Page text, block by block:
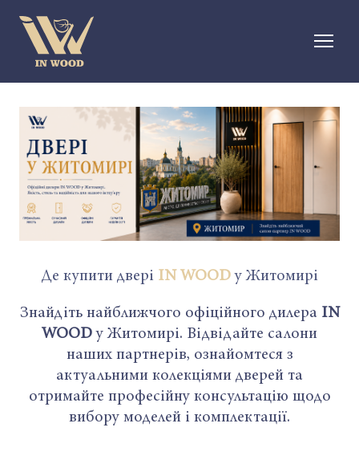
Де купити двері IN WOODу Житомирі
Знайдіть найближчого офіційного дилера IN
WOODу Житомирі. Відвідайте салони
наших партнерів, ознайомтеся з
актуальними колекціями дверей та
отримайте професійну консультацію щодо
вибору моделей і комплектації.